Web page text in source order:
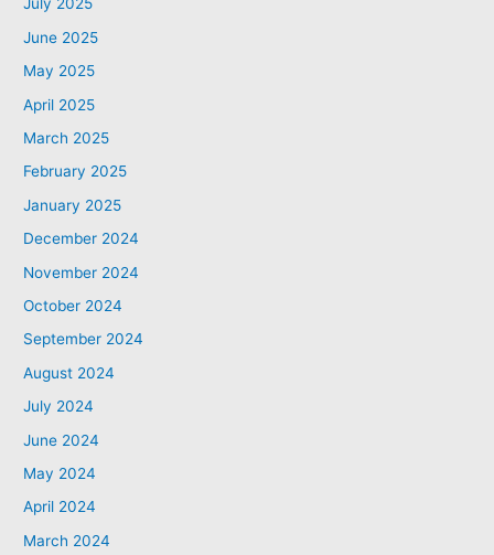
July 2025
June 2025
May 2025
April 2025
March 2025
February 2025
January 2025
December 2024
November 2024
October 2024
September 2024
August 2024
July 2024
June 2024
May 2024
April 2024
March 2024